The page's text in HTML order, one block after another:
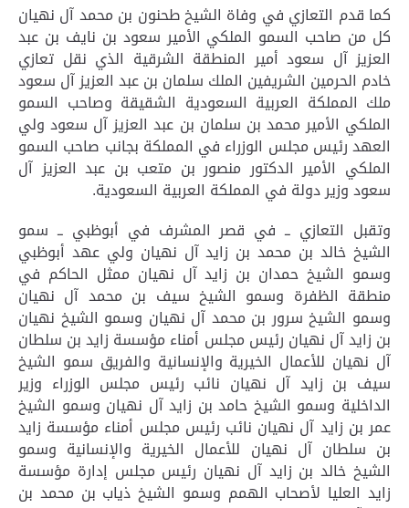
كما قدم التعازي في وفاة الشيخ طحنون بن محمد آل نهيان
كل من صاحب السمو الملكي الأمير سعود بن نايف بن عبد
العزيز آل سعود أمير المنطقة الشرقية الذي نقل تعازي
خادم الحرمين الشريفين الملك سلمان بن عبد العزيز آل سعود
ملك المملكة العربية السعودية الشقيقة وصاحب السمو
الملكي الأمير محمد بن سلمان بن عبد العزيز آل سعود ولي
العهد رئيس مجلس الوزراء في المملكة بجانب صاحب السمو
الملكي الأمير الدكتور منصور بن متعب بن عبد العزيز آل
سعود وزير دولة في المملكة العربية السعودية.
وتقبل التعازي ــ في قصر المشرف في أبوظبي ــ سمو
الشيخ خالد بن محمد بن زايد آل نهيان ولي عهد أبوظبي
وسمو الشيخ حمدان بن زايد آل نهيان ممثل الحاكم في
منطقة الظفرة وسمو الشيخ سيف بن محمد آل نهيان
وسمو الشيخ سرور بن محمد آل نهيان وسمو الشيخ نهيان
بن زايد آل نهيان رئيس مجلس أمناء مؤسسة زايد بن سلطان
آل نهيان للأعمال الخيرية والإنسانية والفريق سمو الشيخ
سيف بن زايد آل نهيان نائب رئيس مجلس الوزراء وزير
الداخلية وسمو الشيخ حامد بن زايد آل نهيان وسمو الشيخ
عمر بن زايد آل نهيان نائب رئيس مجلس أمناء مؤسسة زايد
بن سلطان آل نهيان للأعمال الخيرية والإنسانية وسمو
الشيخ خالد بن زايد آل نهيان رئيس مجلس إدارة مؤسسة
زايد العليا لأصحاب الهمم وسمو الشيخ ذياب بن محمد بن